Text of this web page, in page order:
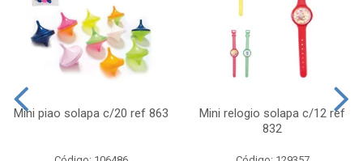
Mini piao solapa c/20 ref 863
Mini relogio solapa c/12 ref
832